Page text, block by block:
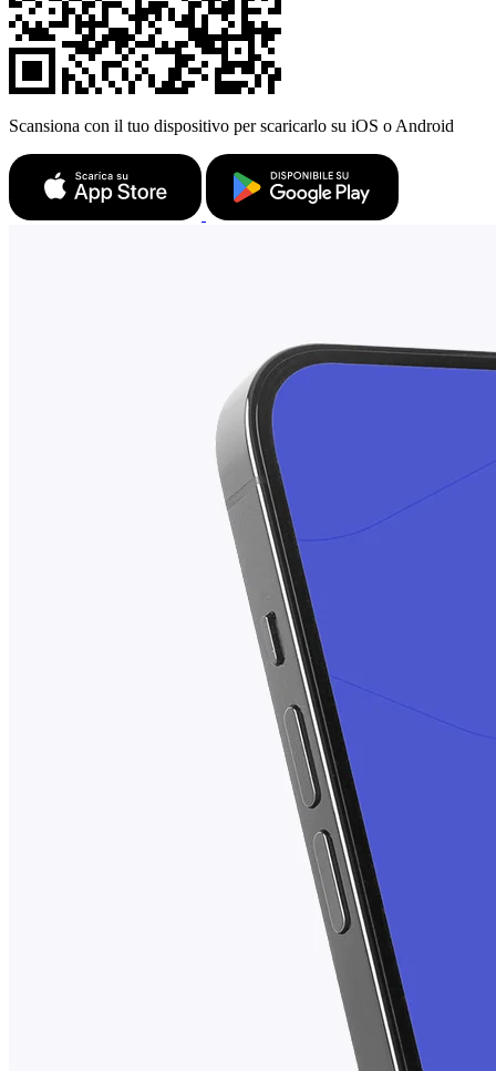
Scansiona con il tuo dispositivo per scaricarlo su iOS o Android